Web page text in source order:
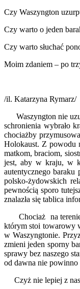
Czy Waszyngton
Czy warto o jeden
Czy warto słuchać
Moim zdaniem – po
/il. Katarzyna Rymarz/
Waszyngton nie
schronienia wybrało
chociażby
Holokaust. Z powodu
matkom, braciom,
jest, aby w kraju, w
autentycznego baraku
polsko-żydowskich
pewnością sporo
znalazła się tablica
Chociaż na terenie
którym stoi towarowy
w Waszyngtonie.
zmieni jeden sporny
sprawy bez naszego
od dawna nie powinno
Czyż nie lepiej z